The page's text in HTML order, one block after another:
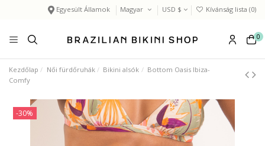
Egyesült Államok Magyar USD $ Kívánság lista (0)
0
Kezdőlap Női fürdőruhák Bikini alsók
Bottom Oasis Ibiza-
Comfy
-30%